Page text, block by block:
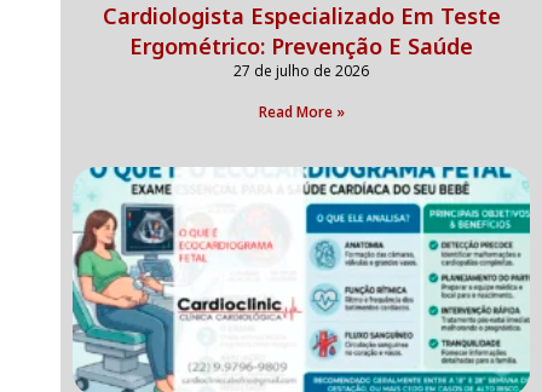
Cardiologista Especializado Em Teste
Ergométrico: Prevenção E Saúde
27 de julho de 2026
Read More »